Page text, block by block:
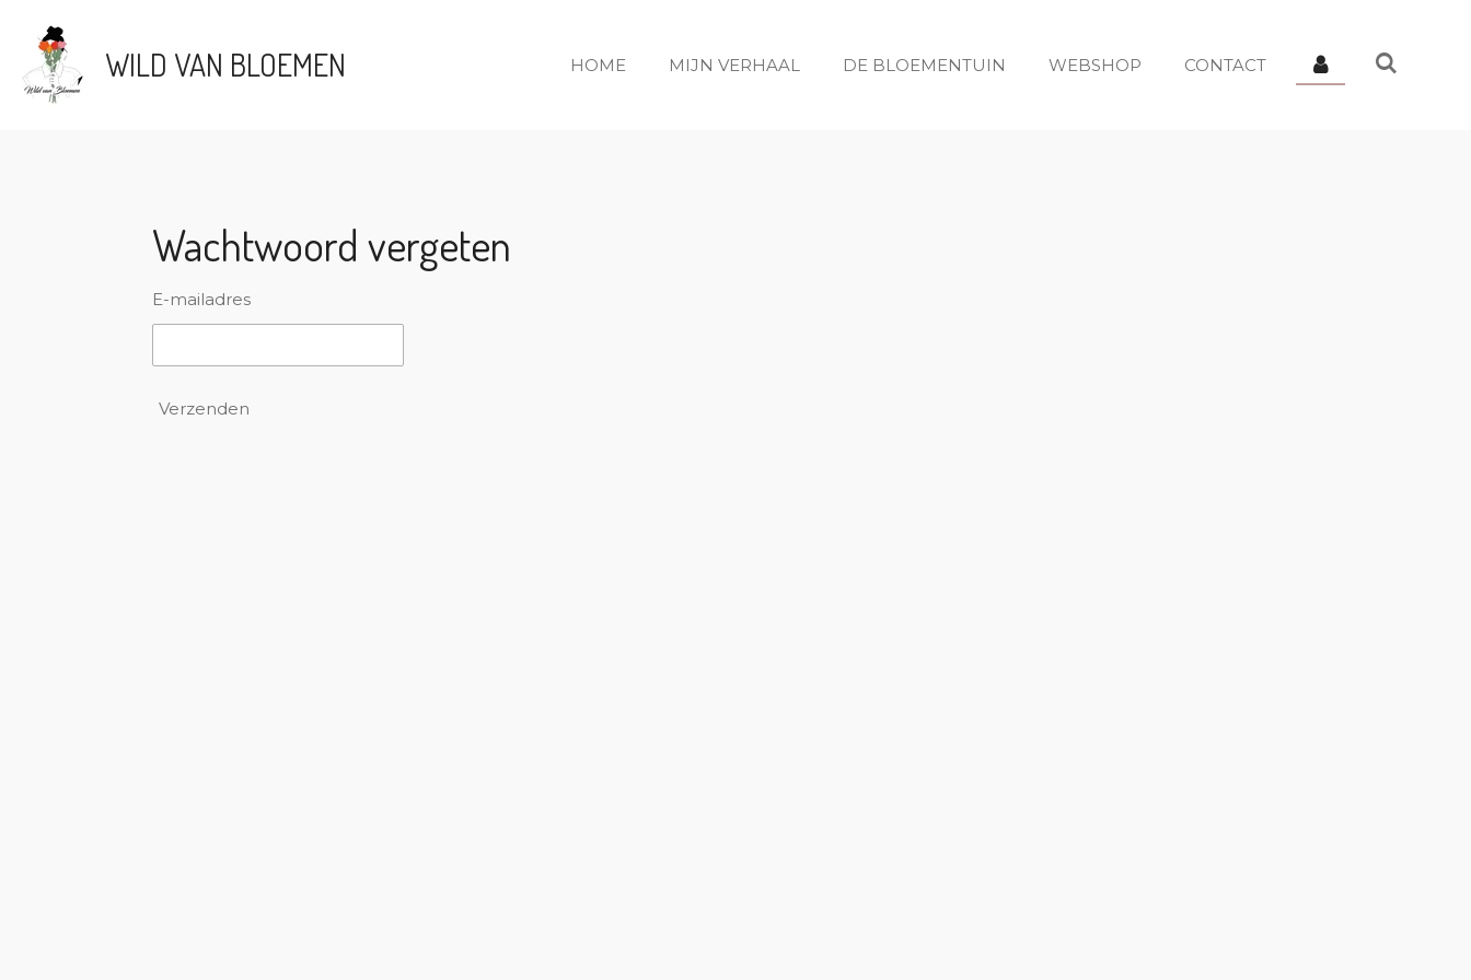
direct
naar
de
WILD VAN BLOEMEN HOME MIJN VERHAAL DE BLOEMENTUIN WEBSHOP CONTACT
Wachtwoord vergeten
E-mailadres
Verzenden